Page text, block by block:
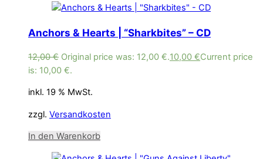
Anchors & Hearts | “Sharkbites” – CD
12,00€ Original price was: 12,00 €.10,00 €Current price
is: 10,00 €.
inkl. 19 % MwSt.
zzgl. Versandkosten
In den Warenkorb